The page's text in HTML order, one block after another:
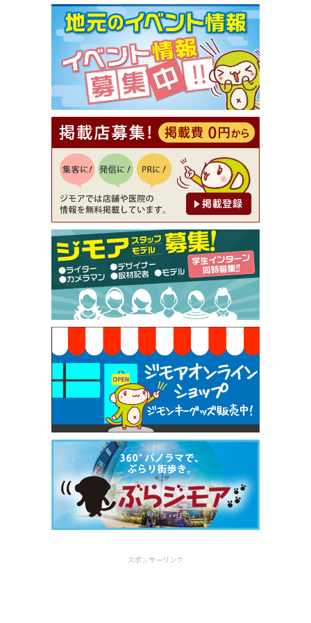
[有効期限]2026年9月30日まで
【ジモア限定①】初回割引 特価 VIO脱毛11,000円
⇒8,800円（メンズ専門ワックス脱毛サロン Mickle
（ミックル））
[有効期限]2026年9月30日
【ジモア読者特典2】コース 3,500円→3,000円（料
理5品+2時間飲み放題）（創作イタリアン Pia Cu
ore（ピアクオーレ））
[有効期限]2026年9月30日
【ジモア読者特典1】料理全品20％OFF ※18時以
降（創作イタリアン Pia Cuore（ピアクオーレ））
[有効期限]2026年9月30日
【ジモア限定②】初回割引 特価 鼻毛脱毛 半額 2,2
00円⇒1,100円（メンズ専門ワックス脱毛サロン Mi
ckle（ミックル））
[有効期限]2026年9月30日
【ジモア限定特典①】まつ毛カール 3,850円→ 2,7
50円（Premiere（プルミエール））
[有効期限]2026年9月30日
焼き餃子 一皿サービス（餃子酒場たっちゃん 西
早稲田店）
[有効期限]2026年9月30日
スポンサーリンク